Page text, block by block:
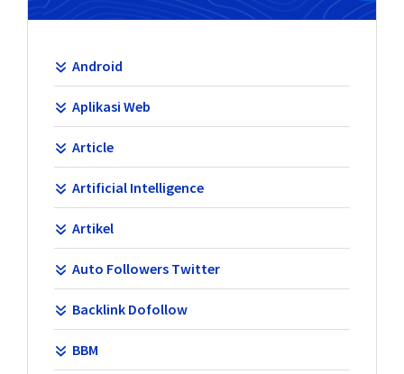
Android
Aplikasi Web
Article
Artificial Intelligence
Artikel
Auto Followers Twitter
Backlink Dofollow
BBM